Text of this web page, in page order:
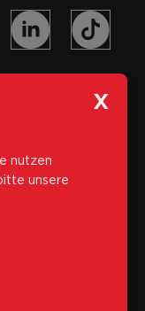
nutzen
unsere